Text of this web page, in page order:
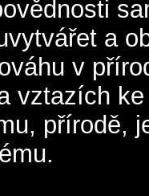
a
v
vztazích
přírodě,